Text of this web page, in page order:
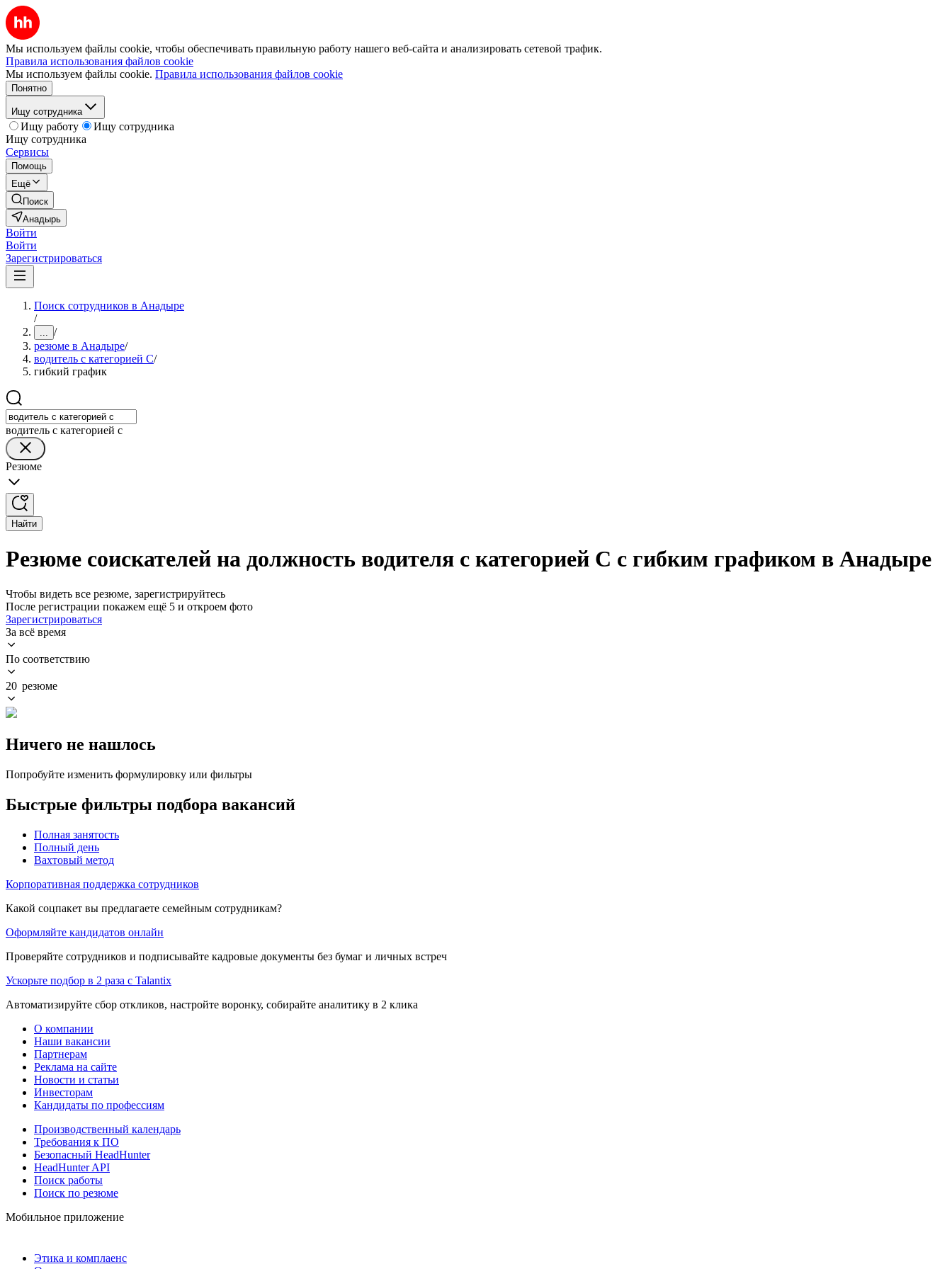
Мы используем файлы cookie, чтобы обеспечивать правильную работу нашего веб-сайта и анализировать сетевой трафик.
Правила использования файлов cookie
Мы используем файлы cookie. Правила использования файлов cookie
Понятно
Ищу сотрудника
Ищу работу
Ищу сотрудника
Ищу сотрудника
Сервисы
Помощь
Ещё
Поиск
Анадырь
Войти
Войти
Зарегистрироваться
Поиск сотрудников в Анадыре
/
... /
резюме в Анадыре/
водитель с категорией C/
гибкий график
водитель с категорией c
Резюме
Найти
Резюме соискателей на должность водителя с категорией C с гибким графиком в Анадыре
Чтобы видеть все резюме, зарегистрируйтесь
После регистрации покажем ещё 5 и откроем фото
Зарегистрироваться
За всё время
По соответствию
20 резюме
Ничего не нашлось
Попробуйте изменить формулировку или фильтры
Быстрые фильтры подбора вакансий
Полная занятость
Полный день
Вахтовый метод
Корпоративная поддержка сотрудников
Какой соцпакет вы предлагаете семейным сотрудникам?
Оформляйте кандидатов онлайн
Проверяйте сотрудников и подписывайте кадровые документы без бумаг и личных встреч
Ускорьте подбор в 2 раза с Talantix
Автоматизируйте сбор откликов, настройте воронку, собирайте аналитику в 2 клика
О компании
Наши вакансии
Партнерам
Реклама на сайте
Новости и статьи
Инвесторам
Кандидаты по профессиям
Производственный календарь
Требования к ПО
Безопасный HeadHunter
HeadHunter API
Поиск работы
Поиск по резюме
Мобильное приложение
Этика и комплаенс